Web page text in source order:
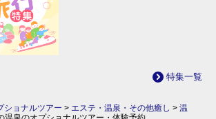
特集一覧
ショナルツアー > エステ・温泉・その他癒し > 温
温泉のオプショナルツアー・体験予約